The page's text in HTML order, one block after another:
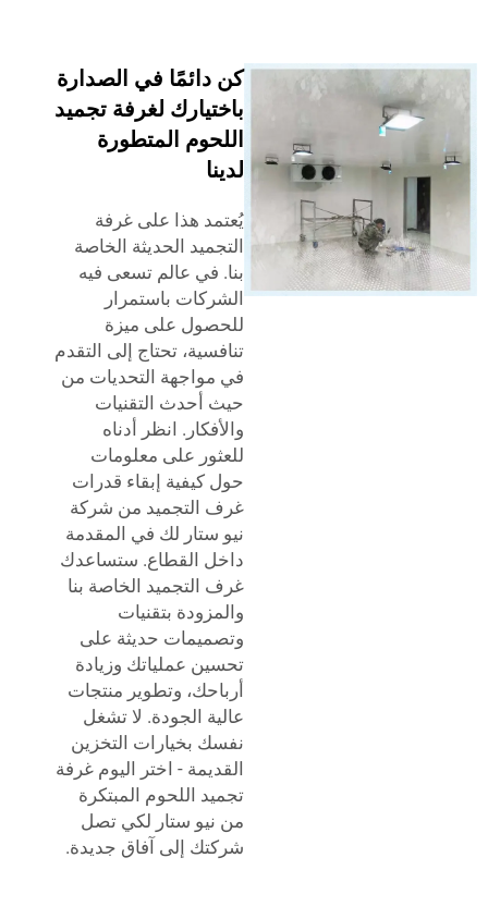
كن دائمًا في الصدارة
باختيارك لغرفة تجميد
اللحوم المتطورة
لدينا
يُعتمد هذا على غرفة
التجميد الحديثة الخاصة
بنا. في عالم تسعى فيه
الشركات باستمرار
للحصول على ميزة
تنافسية، تحتاج إلى التقدم
في مواجهة التحديات من
حيث أحدث التقنيات
والأفكار. انظر أدناه
للعثور على معلومات
حول كيفية إبقاء قدرات
غرف التجميد من شركة
نيو ستار لك في المقدمة
داخل القطاع. ستساعدك
غرف التجميد الخاصة بنا
والمزودة بتقنيات
وتصميمات حديثة على
تحسين عملياتك وزيادة
أرباحك، وتطوير منتجات
عالية الجودة. لا تشغل
نفسك بخيارات التخزين
القديمة - اختر اليوم غرفة
تجميد اللحوم المبتكرة
من نيو ستار لكي تصل
شركتك إلى آفاق جديدة.